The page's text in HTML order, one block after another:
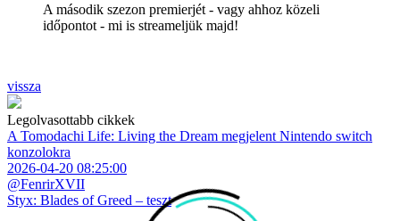
A második szezon premierjét - vagy ahhoz közeli
időpontot - mi is streameljük majd!
vissza
Legolvasottabb cikkek
A Tomodachi Life: Living the Dream megjelent Nintendo switch
konzolokra
2026-04-20 08:25:00
@FenrirXVII
Styx: Blades of Greed – teszt